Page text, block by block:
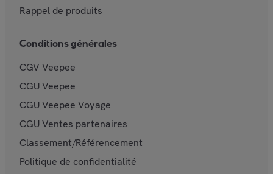
Rappel de produits
Conditions générales
CGV Veepee
CGU Veepee
CGU Veepee Voyage
CGU Ventes partenaires
Classement/Référencement
Politique de confidentialité